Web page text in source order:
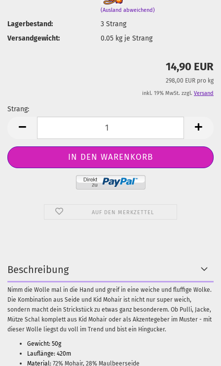
(Ausland abweichend)
Lagerbestand: 3Strang
Versandgewicht:
0.05 kg je Strang
14,90 EUR
298,00 EUR pro kg
inkl. 19% MwSt. zzgl. Versand
Strang:
AUF DEN MERKZETTEL
Beschreibung
Nimm die Wolle mal in die Hand und greif in eine weiche und fluffige Wolke.
Die Kombination aus Seide und Kid Mohair ist nicht nur super weich,
sondern macht dein Strickstück zu etwas ganz besonderem. Ob Pulli, Jacke,
Mütze Schal komplett aus Kid Mohair oder als Akzentegeber im Muster - mit
dieser Wolle liegst du voll im Trend und bist ein Hingucker.
Gewicht: 50g
Lauflänge: 420m
Material: 72% Mohair, 28% Maulbeerseide